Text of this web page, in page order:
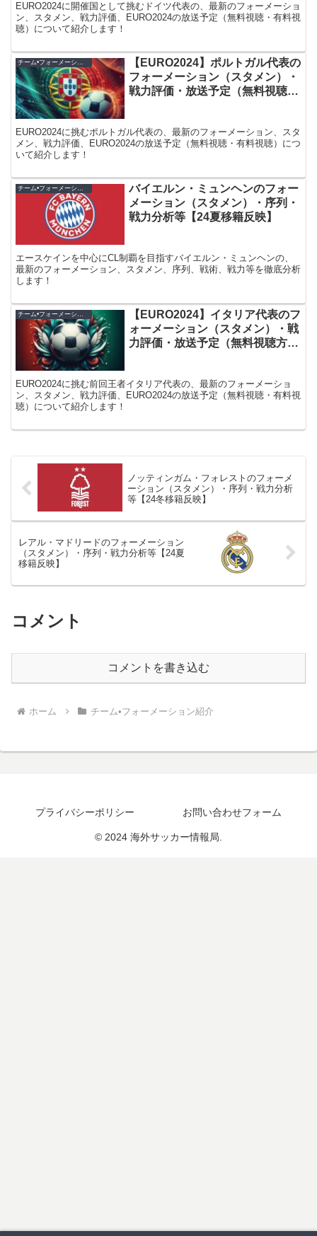
EURO2024に開催国として挑むドイツ代表の、最新のフォーメーショ
ン、スタメン、戦力評価、EURO2024の放送予定（無料視聴・有料視
聴）について紹介します！
【EURO2024】ポルトガル代表の
フォーメーション（スタメン）・
戦力評価・放送予定（無料視聴方
EURO2024に挑むポルトガル代表の、最新のフォーメーション、スタ
メン、戦力評価、EURO2024の放送予定（無料視聴・有料視聴）につ
いて紹介します！
バイエルン・ミュンヘンのフォー
メーション（スタメン）・序列・
戦力分析等【24夏移籍反映】
エースケインを中心にCL制覇を目指すバイエルン・ミュンヘンの、
最新のフォーメーション、スタメン、序列、戦術、戦力等を徹底分析
します！
【EURO2024】イタリア代表のフ
ォーメーション（スタメン）・戦
力評価・放送予定（無料視聴方
EURO2024に挑む前回王者イタリア代表の、最新のフォーメーショ
ン、スタメン、戦力評価、EURO2024の放送予定（無料視聴・有料視
聴）について紹介します！
ノッティンガム・フォレストのフォーメ
ーション（スタメン）・序列・戦力分析
等【24冬移籍反映】
レアル・マドリードのフォーメーション
（スタメン）・序列・戦力分析等【24夏
移籍反映】
コメント
コメントを書き込む
ホーム チーム•フォーメーション紹介
プライバシーポリシー お問い合わせフォーム
© 2024 海外サッカー情報局.